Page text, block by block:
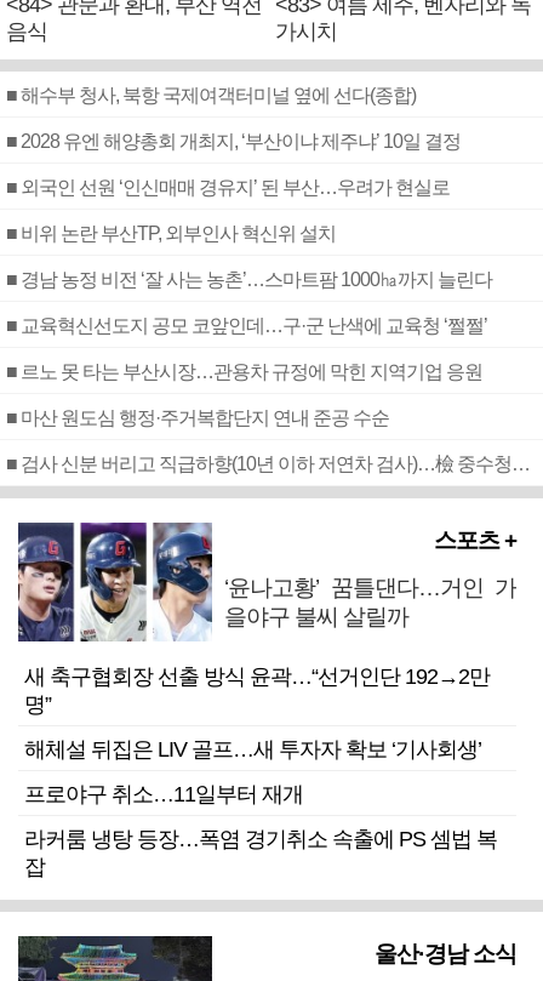
<84> 관문과 환대, 부산 역전
음식
<83> 여름 제주, 벤자리와 독
가시치
■ 해수부 청사, 북항 국제여객터미널 옆에 선다(종합)
■ 2028 유엔 해양총회 개최지, ‘부산이냐 제주냐’ 10일 결정
■ 외국인 선원 ‘인신매매 경유지’ 된 부산…우려가 현실로
■ 비위 논란 부산TP, 외부인사 혁신위 설치
■ 경남 농정 비전 ‘잘 사는 농촌’…스마트팜 1000㏊까지 늘린다
■ 교육혁신선도지 공모 코앞인데…구·군 난색에 교육청 ‘쩔쩔’
■ 르노 못 타는 부산시장…관용차 규정에 막힌 지역기업 응원
■ 마산 원도심 행정·주거복합단지 연내 준공 수순
■ 검사 신분 버리고 직급하향(10년 이하 저연차 검사)…檢 중수청행 기피
스포츠 +
‘윤나고황’ 꿈틀댄다…거인 가
을야구 불씨 살릴까
새 축구협회장 선출 방식 윤곽…“선거인단 192→2만
명”
해체설 뒤집은 LIV 골프…새 투자자 확보 ‘기사회생’
프로야구 취소…11일부터 재개
라커룸 냉탕 등장…폭염 경기취소 속출에 PS 셈법 복
잡
울산·경남 소식